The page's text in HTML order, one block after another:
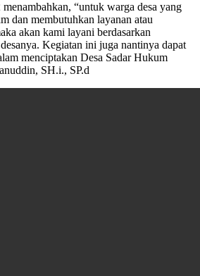
“untuk warga desa yang
dan membutuhkan layanan atau
akan kami layani berdasarkan
Kegiatan ini juga nantinya dapat
menciptakan Desa Sadar Hukum
SH.i., SP.d